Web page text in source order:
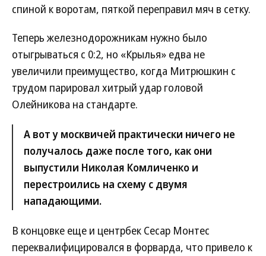
спиной к воротам, пяткой переправил мяч в сетку.
Теперь железнодорожникам нужно было
отыгрываться с 0:2, но «Крылья» едва не
увеличили преимущество, когда Митрюшкин с
трудом парировал хитрый удар головой
Олейникова на стандарте.
А вот у москвичей практически ничего не
получалось даже после того, как они
выпустили Николая Комличенко и
перестроились на схему с двумя
нападающими.
В концовке еще и центрбек Сесар Монтес
переквалифицировался в форварда, что привело к